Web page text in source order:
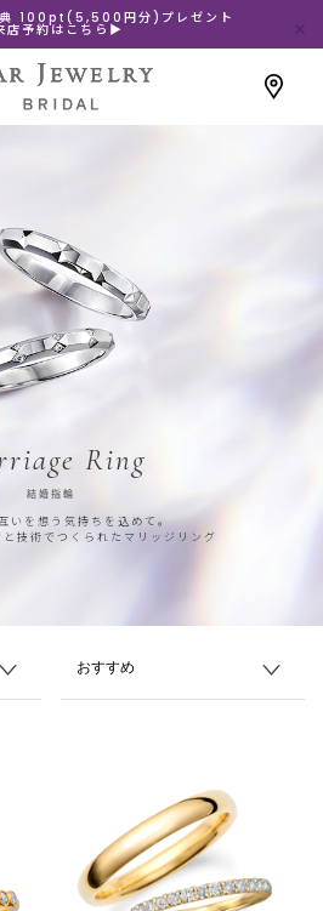
典 100pt(5,500円分)プレゼント
店予約はこちら▶
Ring
結婚指輪
いを想う気持ちを込めて。
技術でつくられたマリッジリング